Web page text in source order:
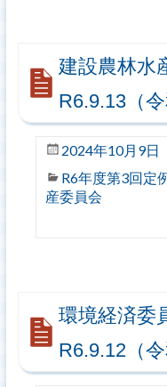
建設農林水
R6.9.13（
2024年10月9日
R6年度第3回定
産委員会
環境経済委
R6.9.12（